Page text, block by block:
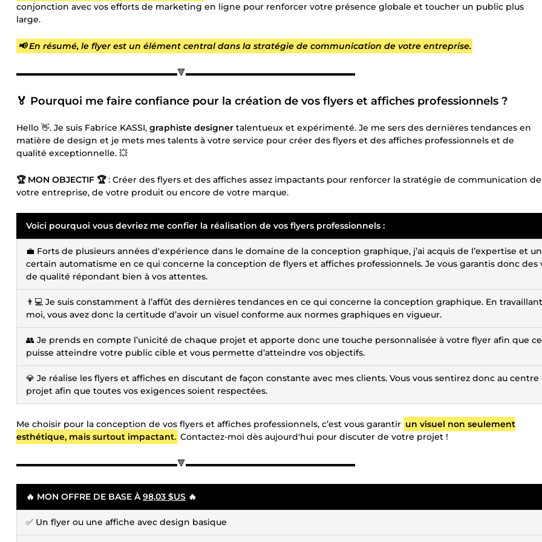
conjonction avec vos efforts de marketing en ligne pour renforcer votre présence globale et toucher un public plus
large.
📢 En résumé, le flyer est un élément central dans la stratégie de communication de votre entreprise.
▬▬▬▬▬▬▬▬▬▬▬▬▬▬▬▬▬▬▬🔻▬▬▬▬▬▬▬▬▬▬▬▬▬▬▬▬▬▬▬▬
🏅 Pourquoi me faire confiance pour la création de vos flyers et affiches professionnels ?
Hello 👋. Je suis Fabrice KASSI, graphiste designer talentueux et expérimenté. Je me sers des dernières tendances en
matière de design et je mets mes talents à votre service pour créer des flyers et des affiches professionnels et de
qualité exceptionnelle. 💥
🏆 MON OBJECTIF 🏆: Créer des flyers et des affiches assez impactants pour renforcer la stratégie de communication de
votre entreprise, de votre produit ou encore de votre marque.
Voici pourquoi vous devriez me confier la réalisation de vos flyers professionnels :
💼 Forts de plusieurs années d'expérience dans le domaine de la conception graphique, j’ai acquis de l’expertise et un
certain automatisme en ce qui concerne la conception de flyers et affiches professionnels. Je vous garantis donc des
de qualité répondant bien à vos attentes.
👨💻 Je suis constamment à l’affût des dernières tendances en ce qui concerne la conception graphique. En
moi, vous avez donc la certitude d’avoir un visuel conforme aux normes graphiques en vigueur.
👥 Je prends en compte l’unicité de chaque projet et apporte donc une touche personnalisée à votre flyer afin que
puisse atteindre votre public cible et vous permette d’atteindre vos objectifs.
💎 Je réalise les flyers et affiches en discutant de façon constante avec mes clients. Vous vous sentirez donc au centre
projet afin que toutes vos exigences soient respectées.
Me choisir pour la conception de vos flyers et affiches professionnels, c’est vous garantir un visuel non seulement
esthétique, mais surtout impactant. Contactez-moi dès aujourd'hui pour discuter de votre projet !
▬▬▬▬▬▬▬▬▬▬▬▬▬▬▬▬▬▬▬🔻▬▬▬▬▬▬▬▬▬▬▬▬▬▬▬▬▬▬▬▬
🔥 MON OFFRE DE BASE À98,03 $US 🔥
✅ Un flyer ou une affiche avec design basique